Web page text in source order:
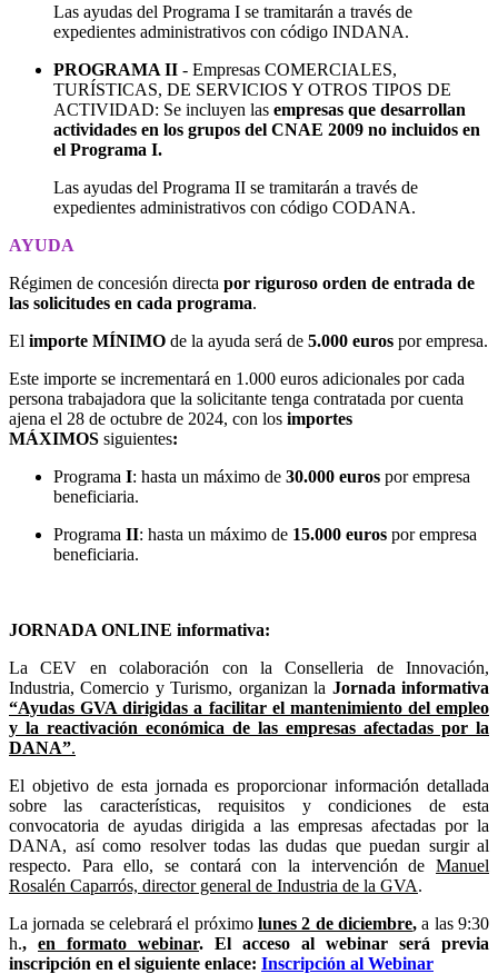
Las ayudas del Programa I se tramitarán a través de
expedientes administrativos con código INDANA.
PROGRAMA II - Empresas COMERCIALES,
TURÍSTICAS, DE SERVICIOS Y OTROS TIPOS DE
ACTIVIDAD: Se incluyen las empresas que desarrollan
actividades en los grupos del CNAE 2009 no incluidos en
el Programa I.
Las ayudas del Programa II se tramitarán a través de
expedientes administrativos con código CODANA.
AYUDA
Régimen de concesión directa por riguroso orden de entrada de
las solicitudes en cada programa.
El importe MÍNIMO de la ayuda será de 5.000 euros por empresa.
Este importe se incrementará en 1.000 euros adicionales por cada
persona trabajadora que la solicitante tenga contratada por cuenta
ajena el 28 de octubre de 2024, con los importes
MÁXIMOS siguientes:
Programa I: hasta un máximo de 30.000 euros por empresa
beneficiaria.
Programa II: hasta un máximo de 15.000 euros por empresa
beneficiaria.
JORNADA ONLINE informativa:
La CEV en colaboración con la Conselleria de Innovación,
Industria, Comercio y Turismo, organizan la Jornada informativa
“Ayudas GVA dirigidas a facilitar el mantenimiento del empleo
y la reactivación económica de las empresas afectadas por la
DANA”.
El objetivo de esta jornada es proporcionar información detallada
sobre las características, requisitos y condiciones de esta
convocatoria de ayudas dirigida a las empresas afectadas por la
DANA, así como resolver todas las dudas que puedan surgir al
respecto. Para ello, se contará con la intervención de Manuel
Rosalén Caparrós, director general de Industria de la GVA.
La jornada se celebrará el próximo lunes 2 de diciembre,a las 9:30
h., en formato webinar. El acceso al webinar será previa
inscripción en el siguiente enlace: Inscripción al Webinar